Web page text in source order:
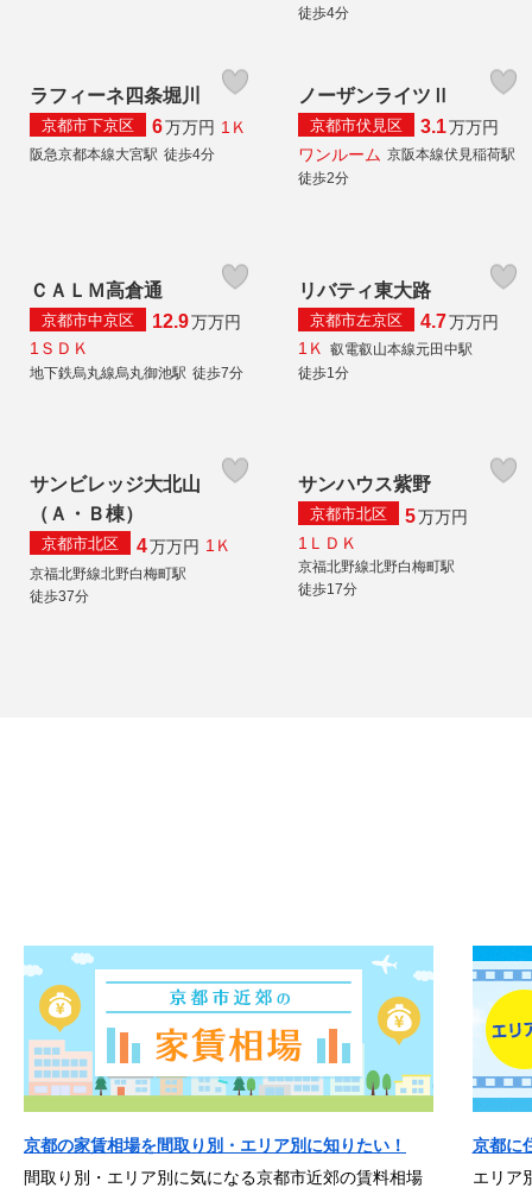
徒歩4分
ラフィーネ四条堀川
京都市下京区 6万万円 1Ｋ
阪急京都本線大宮駅 徒歩4分
ノーザンライツⅡ
京都市伏見区 3.1万万円
ワンルーム 京阪本線伏見稲荷駅
徒歩2分
ＣＡＬＭ高倉通
京都市中京区 12.9万万円
1ＳＤＫ
地下鉄烏丸線烏丸御池駅 徒歩7分
リバティ東大路
京都市左京区 4.7万万円
1Ｋ 叡電叡山本線元田中駅
徒歩1分
サンビレッジ大北山
（Ａ・Ｂ棟）
京都市北区 4万万円 1Ｋ
京福北野線北野白梅町駅
徒歩37分
サンハウス紫野
京都市北区 5万万円
1ＬＤＫ
京福北野線北野白梅町駅
徒歩17分
京都の家賃相場を間取り別・エリア別に知りたい！
間取り別・エリア別に気になる京都市近郊の賃料相場
京都に
エリア